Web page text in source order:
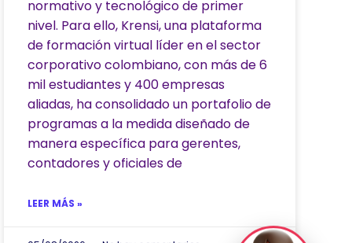
normativo y tecnológico de primer
nivel. Para ello, Krensi, una plataforma
de formación virtual líder en el sector
corporativo colombiano, con más de 6
mil estudiantes y 400 empresas
aliadas, ha consolidado un portafolio de
programas a la medida diseñado de
manera específica para gerentes,
contadores y oficiales de
LEER MÁS »